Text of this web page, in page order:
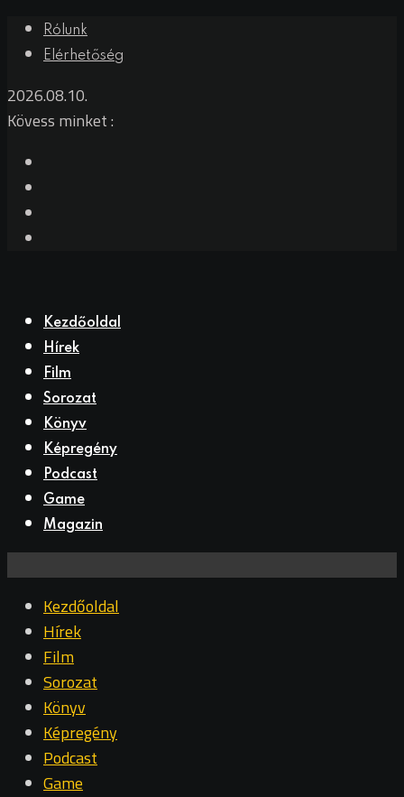
Rólunk
Elérhetőség
2026.08.10.
Kövess minket :
Kezdőoldal
Hírek
Film
Sorozat
Könyv
Képregény
Podcast
Game
Magazin
Kezdőoldal
Hírek
Film
Sorozat
Könyv
Képregény
Podcast
Game